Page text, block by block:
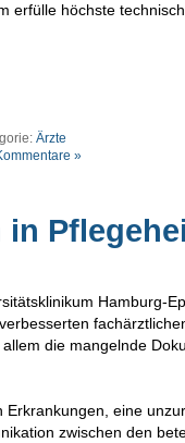
erfülle höchste
Ärzte
»
Hamburg-
die mangelnde
eine
zwischen den